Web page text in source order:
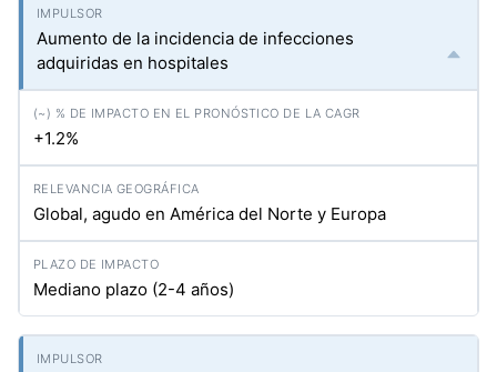
Aumento de la incidencia de infecciones
adquiridas en hospitales
+1.2%
Global, agudo en América del Norte y Europa
Mediano plazo (2-4 años)